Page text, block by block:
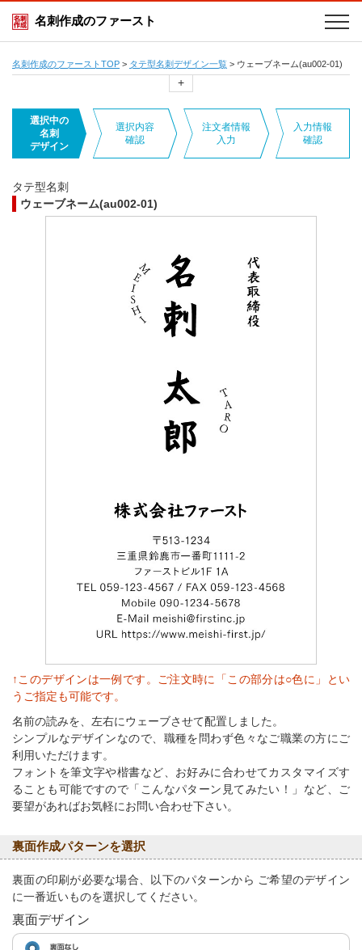
名刺作成のファースト
名刺作成のファーストTOP > タテ型名刺デザイン一覧 > ウェーブネーム(au002-01)
+
選択中の
名刺
デザイン
選択内容
確認
注文者情報
入力
入力情報
確認
タテ型名刺
ウェーブネーム(au002-01)
↑このデザインは一例です。ご注文時に「この部分は○色に」とい
うご指定も可能です。
名前の読みを、左右にウェーブさせて配置しました。
シンプルなデザインなので、職種を問わず色々なご職業の方にご
利用いただけます。
フォントを筆文字や楷書など、お好みに合わせてカスタマイズす
ることも可能ですので「こんなパターン見てみたい！」など、ご
要望があればお気軽にお問い合わせ下さい。
裏面作成パターンを選択
裏面の印刷が必要な場合、以下のパターンから ご希望のデザイン
に一番近いものを選択してください。
裏面デザイン